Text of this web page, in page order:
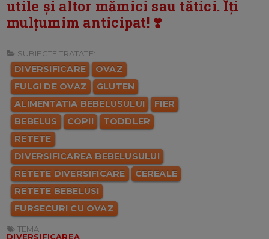
utile și altor mămici sau tătici. Îți
mulțumim anticipat! ❣️
SUBIECTE TRATATE:
DIVERSIFICARE
OVAZ
FULGI DE OVAZ
GLUTEN
ALIMENTATIA BEBELUSULUI
FIER
BEBELUS
COPII
TODDLER
RETETE
DIVERSIFICAREA BEBELUSULUI
RETETE DIVERSIFICARE
CEREALE
RETETE BEBELUSI
FURSECURI CU OVAZ
TEMA:
DIVERSIFICAREA